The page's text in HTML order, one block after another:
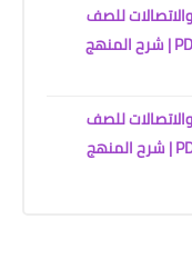
للصف
السادس الابتدائي الترم الأول 2027 PDF | شرح المنهج
للصف
الخامس الابتدائي الترم الأول 2027 PDF | شرح المنهج